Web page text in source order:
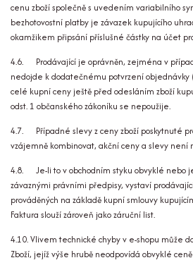
cenu zboží společně s uvedením variabilního
bezhotovostní platby je závazek kupujícího
okamžikem připsání příslušné částky na účet
4.6. Prodávající je oprávněn, zejména v
nedojde k dodatečnému potvrzení objednávky
celé kupní ceny ještě před odesláním zboží
odst. 1 občanského zákoníku se nepoužije.
4.7. Případné slevy z ceny zboží poskytnuté
vzájemně kombinovat, akční ceny a slevy není
4.8. Je-li to v obchodním styku obvyklé nebo
závaznými právními předpisy, vystaví
prováděných na základě kupní smlouvy
Faktura slouží zároveň jako záruční list.
4.10. Vlivem technické chyby v e-shopu může
Zboží, jejíž výše hrubě neodpovídá obvyklé